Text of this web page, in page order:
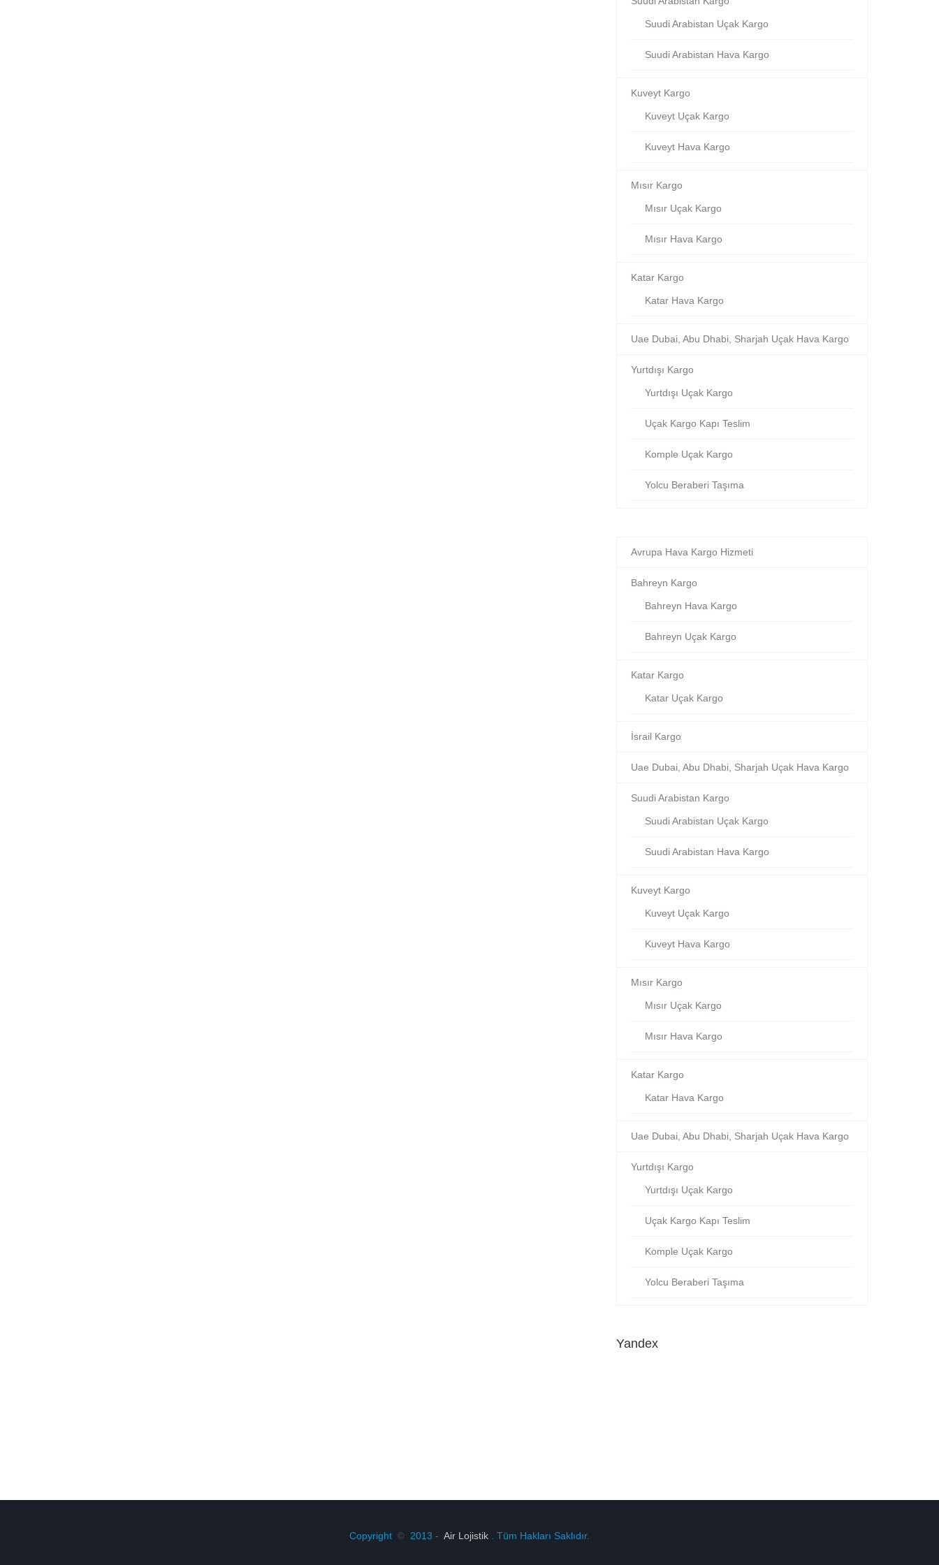
Suudi Arabistan Uçak Kargo
Suudi Arabistan Hava Kargo
Kuveyt Kargo
Kuveyt Uçak Kargo
Kuveyt Hava Kargo
Mısır Kargo
Mısır Uçak Kargo
Mısır Hava Kargo
Katar Kargo
Katar Hava Kargo
Uae Dubai, Abu Dhabi, Sharjah Uçak Hava Kargo
Yurtdışı Kargo
Yurtdışı Uçak Kargo
Uçak Kargo Kapı Teslim
Komple Uçak Kargo
Yolcu Beraberi Taşıma
Avrupa Hava Kargo Hizmeti
Bahreyn Kargo
Bahreyn Hava Kargo
Bahreyn Uçak Kargo
Katar Kargo
Katar Uçak Kargo
İsrail Kargo
Uae Dubai, Abu Dhabi, Sharjah Uçak Hava Kargo
Suudi Arabistan Kargo
Suudi Arabistan Uçak Kargo
Suudi Arabistan Hava Kargo
Kuveyt Kargo
Kuveyt Uçak Kargo
Kuveyt Hava Kargo
Mısır Kargo
Mısır Uçak Kargo
Mısır Hava Kargo
Katar Kargo
Katar Hava Kargo
Uae Dubai, Abu Dhabi, Sharjah Uçak Hava Kargo
Yurtdışı Kargo
Yurtdışı Uçak Kargo
Uçak Kargo Kapı Teslim
Komple Uçak Kargo
Yolcu Beraberi Taşıma
Yandex
Copyright © 2013 - Air Lojistik . Tüm Hakları Saklıdır.